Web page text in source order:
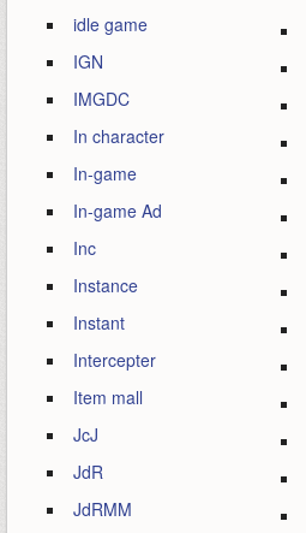
idle game
IGN
IMGDC
In character
In-game
In-game Ad
Inc
Instance
Instant
Intercepter
Item mall
JcJ
JdR
JdRMM